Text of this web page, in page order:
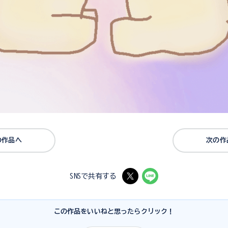
作品へ 次の作
SNSで共有する
この作品をいいねと思ったらクリック！